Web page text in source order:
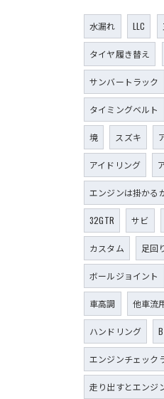
水漏れ LLC
タイヤ履き替え
サンバートラック
タイミングベルト
境 スズキ
アイドリング
エンジンは掛かる
32GTR サビ
カスタム 足回
ボールジョイント
車高調 他車流
ハンドリング
エンジンチェック
走り出すとエンジ